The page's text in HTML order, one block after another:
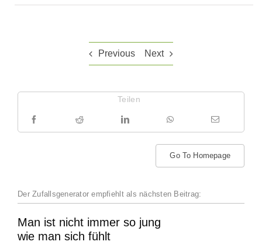
Previous Next
Teilen
Go To Homepage
Der Zufallsgenerator empfiehlt als nächsten Beitrag:
Man ist nicht immer so jung
wie man sich fühlt